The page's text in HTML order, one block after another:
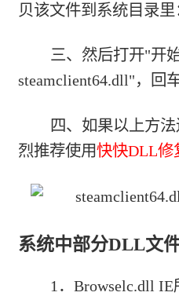
贝该文件到系统目录里
三、然后打开"开
steamclient64.dll"，回
四、如果以上方
烈推荐使用快快DLL修
系统中部分DLL文
1．Browselc.dll